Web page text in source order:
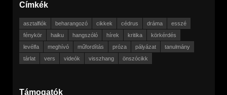
Címkék
asztalfiók beharangozó cikkek cédrus dráma
esszé
fénykör
haiku hangszóló hírek kritika
körkérdés
levélfa
meghívó műfordítás próza pályázat
tanulmány
tárlat
vers videók visszhang önszócikk
Támogatók